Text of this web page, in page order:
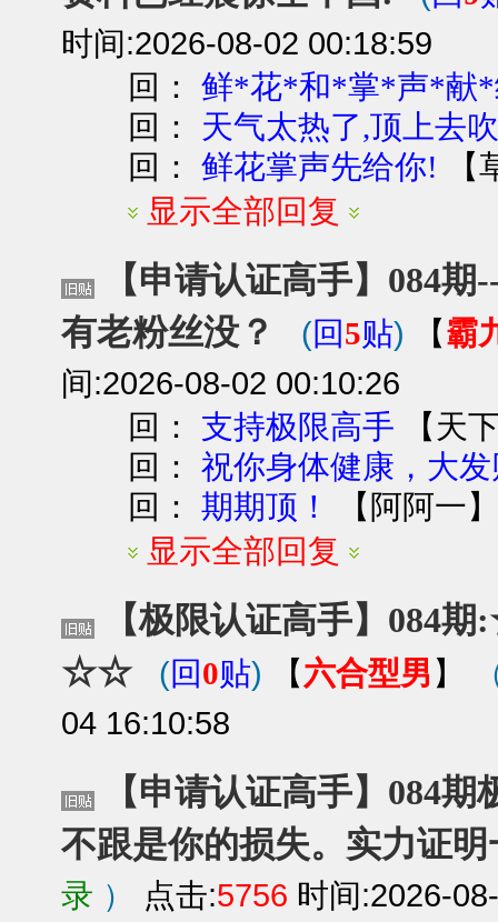
时间:2026-08-02 00:18:59
回：鲜*花*和*掌*声*献*
回： 天气太热了,顶上去
回：鲜花掌声先给你! 【
显示全部回复
【申请认证高手】084
有老粉丝没？
(回5贴) 【霸
间:2026-08-02 00:10:26
回： 支持极限高手 【天
回：祝你身体健康，大
回：期期顶！ 【阿阿一
显示全部回复
【极限认证高手】084
☆☆
(回0贴) 【六合型男 】
04 16:10:58
【申请认证高手】084
不跟是你的损失。实力证明
录 ） 点击:5756 时间:2026-